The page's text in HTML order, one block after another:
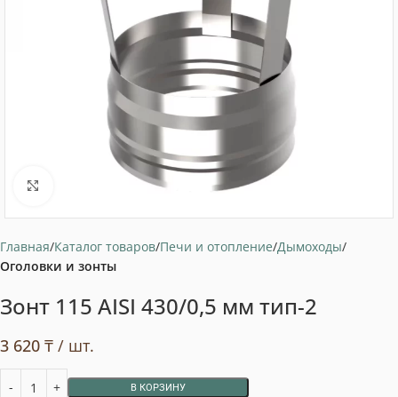
Нажмите, чтобы увеличить
Главная Каталог товаров Печи и отопление Дымоходы
Оголовки и зонты
Зонт 115 AISI 430/0,5 мм тип-2
3 620 ₸ / шт.
В КОРЗИНУ